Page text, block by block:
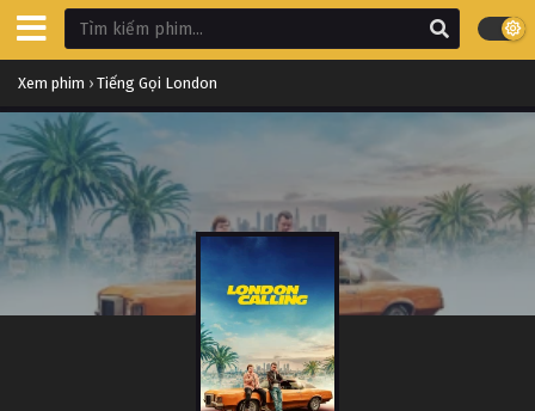
Xem phim › Tiếng Gọi London